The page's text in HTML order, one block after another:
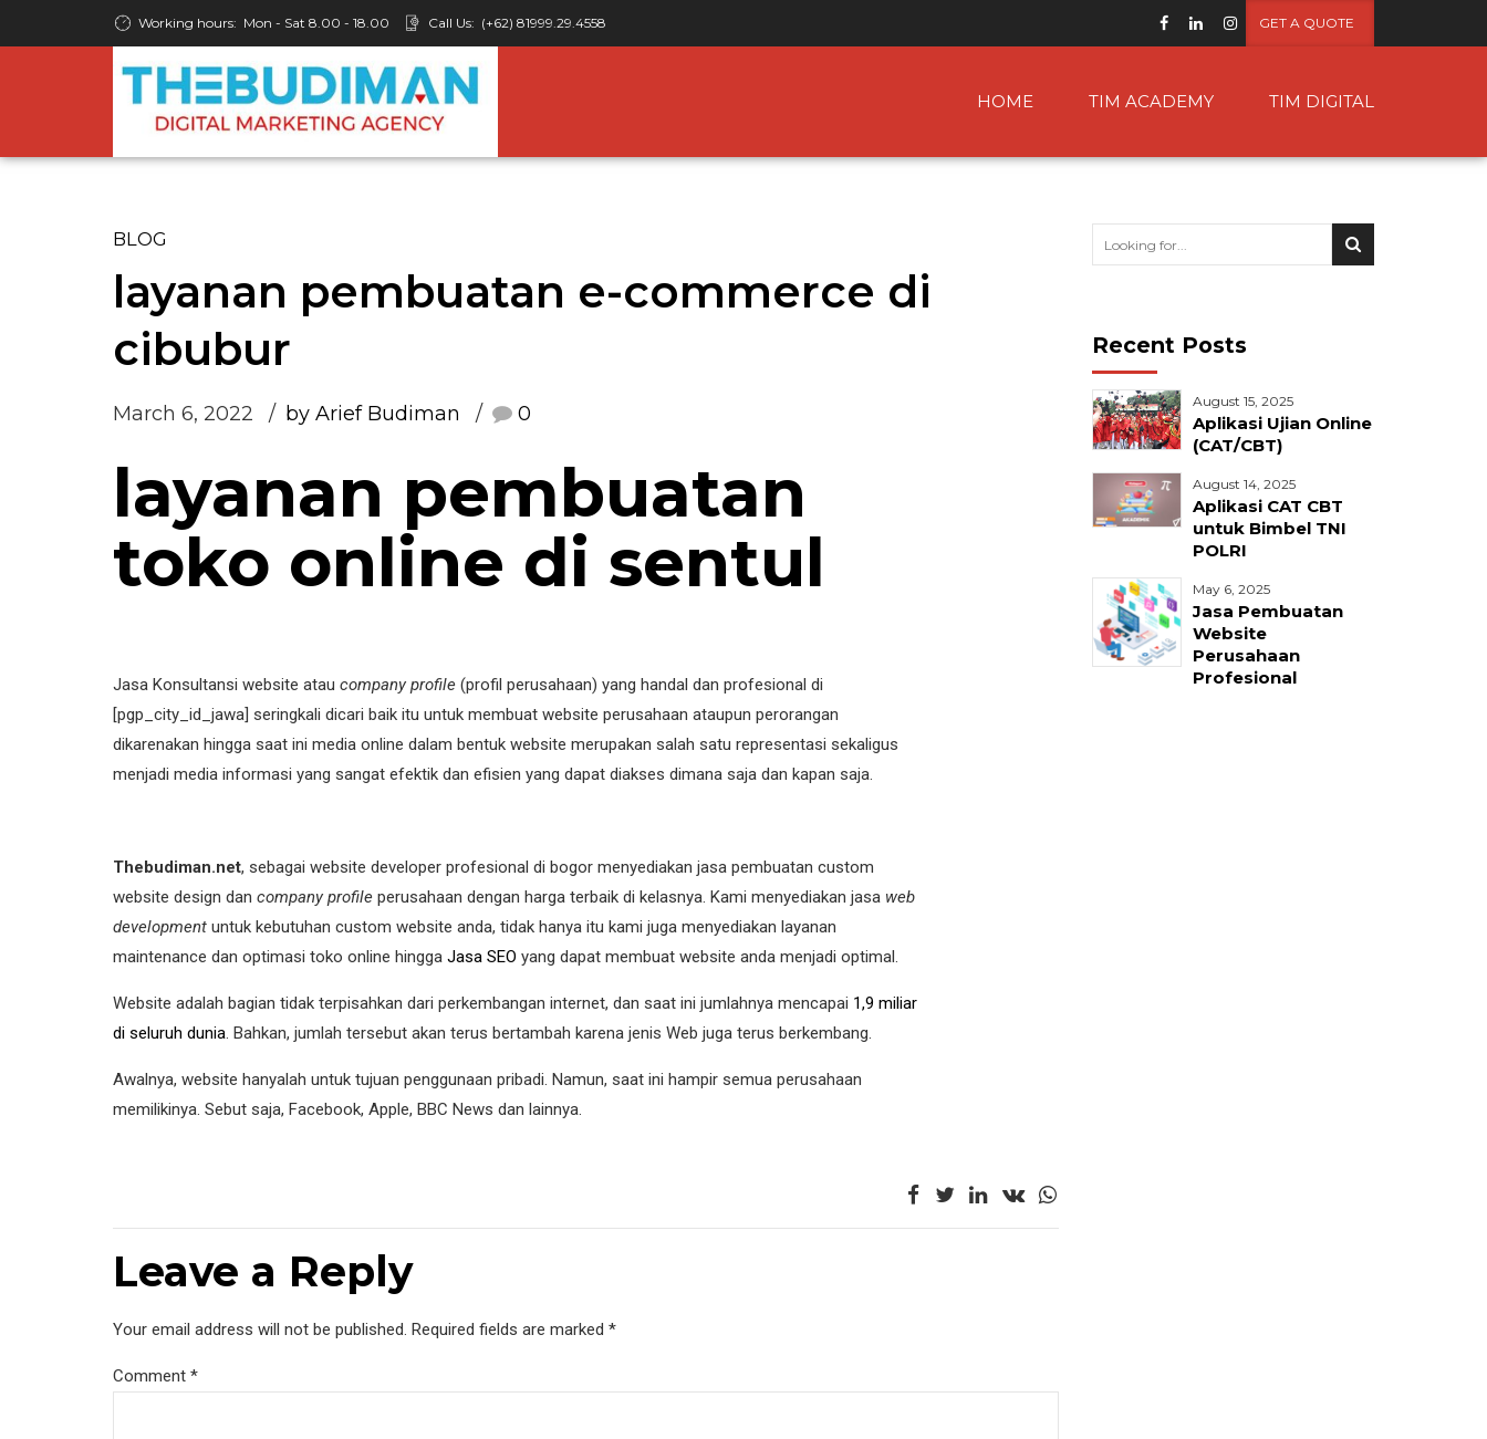
Working hours: Mon - Sat 8.00 - 18.00 Call Us: (+62) 81999.29.4558 GET A QUOTE
HOME TIM ACADEMY TIM DIGITAL
BLOG
layanan pembuatan e-commerce di
cibubur
March 6, 2022 by Arief Budiman 0
layanan pembuatan
toko online di sentul
Jasa Konsultansi website atau company profile (profil perusahaan) yang handal dan profesional di
[pgp_city_id_jawa] seringkali dicari baik itu untuk membuat website perusahaan ataupun perorangan
dikarenakan hingga saat ini media online dalam bentuk website merupakan salah satu representasi sekaligus
menjadi media informasi yang sangat efektik dan efisien yang dapat diakses dimana saja dan kapan saja.
Thebudiman.net, sebagai website developer profesional di bogor menyediakan jasa pembuatan custom
website design dan company profile perusahaan dengan harga terbaik di kelasnya. Kami menyediakan jasa web
development untuk kebutuhan custom website anda, tidak hanya itu kami juga menyediakan layanan
maintenance dan optimasi toko online hingga Jasa SEO yang dapat membuat website anda menjadi optimal.
Website adalah bagian tidak terpisahkan dari perkembangan internet, dan saat ini jumlahnya mencapai 1,9 miliar
di seluruh dunia . Bahkan, jumlah tersebut akan terus bertambah karena jenis Web juga terus berkembang.
Awalnya, website hanyalah untuk tujuan penggunaan pribadi. Namun, saat ini hampir semua perusahaan
memilikinya. Sebut saja, Facebook, Apple, BBC News dan lainnya.
Leave a Reply
Your email address will not be published. Required fields are marked *
Comment *
Recent Posts
August 15, 2025
Aplikasi Ujian Online
(CAT/CBT)
August 14, 2025
Aplikasi CAT CBT
untuk Bimbel TNI
POLRI
May 6, 2025
Jasa Pembuatan
Website
Perusahaan
Profesional